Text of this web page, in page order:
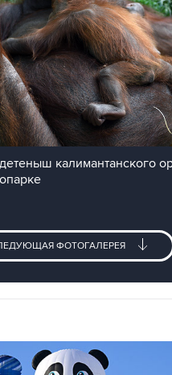
калимантанского
ФОТОГАЛЕРЕЯ